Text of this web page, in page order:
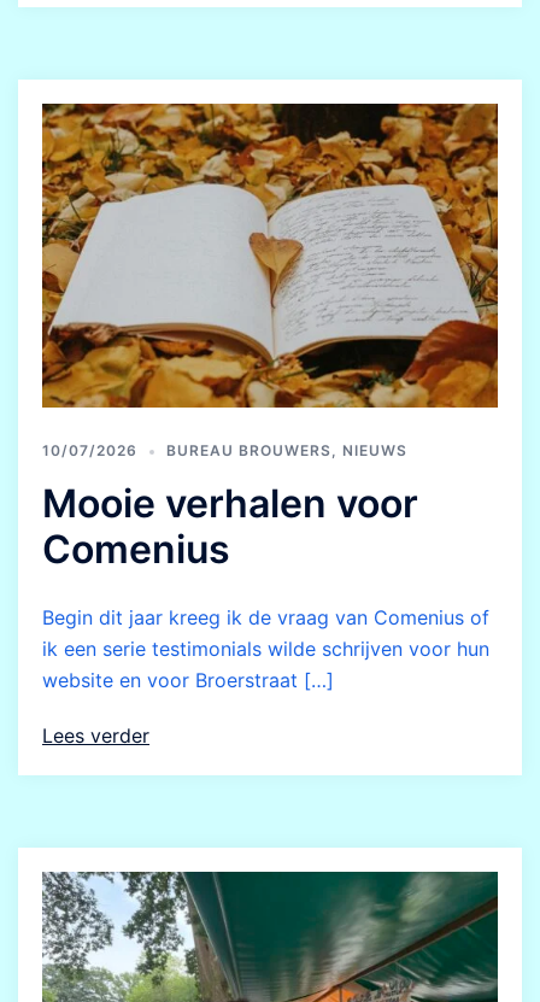
10/07/2026 BUREAU BROUWERS NIEUWS
Mooie verhalen voor
Comenius
Begin dit jaar kreeg ik de vraag van Comenius of
ik een serie testimonials wilde schrijven voor hun
website en voor Broerstraat […]
Lees verder